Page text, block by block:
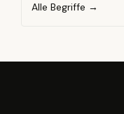
Alle Begriffe →